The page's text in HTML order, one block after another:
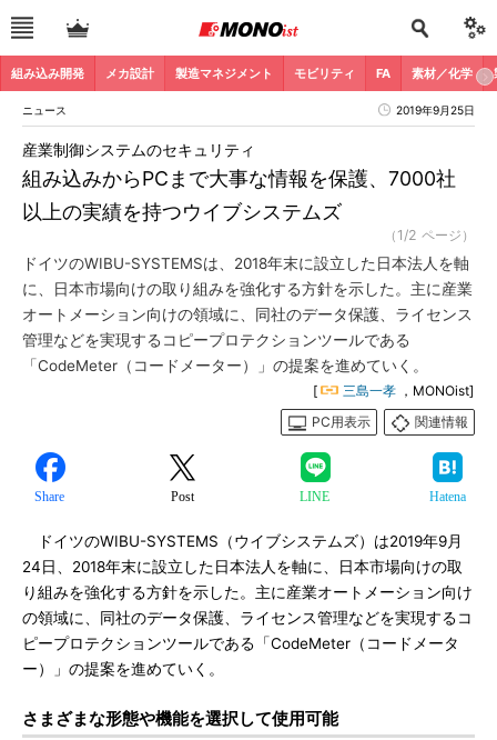
組み込み開発 メカ設計 製造マネジメント モビリティ FA 素材／化学
ニュース 2019年9月25日
組み込みからPCまで大事な情報を保護、7000社
以上の実績を持つウイブシステムズ
産業制御システムのセキュリティ
（1/2 ページ）
ドイツのWIBU-SYSTEMSは、2018年末に設立した日本法人を軸
に、日本市場向けの取り組みを強化する方針を示した。主に産業
オートメーション向けの領域に、同社のデータ保護、ライセンス
管理などを実現するコピープロテクションツールである
「CodeMeter（コードメーター）」の提案を進めていく。
[ 三島一孝 ，MONOist]
PC用表示
関連情報
Share Post LINE Hatena
ドイツのWIBU-SYSTEMS（ウイブシステムズ）は2019年9月
24日、2018年末に設立した日本法人を軸に、日本市場向けの取
り組みを強化する方針を示した。主に産業オートメーション向け
の領域に、同社のデータ保護、ライセンス管理などを実現するコ
ピープロテクションツールである「CodeMeter（コードメータ
ー）」の提案を進めていく。
さまざまな形態や機能を選択して使用可能